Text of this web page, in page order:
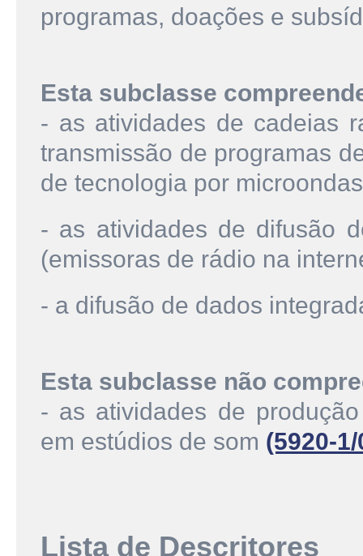
programas, doações e
Esta subclasse
- as atividades de cadeias
transmissão de programas
de tecnologia por
- as atividades de difusão
(emissoras de rádio na
- a difusão de dados
Esta subclasse não
- as atividades de
em estúdios de som (5920-
Lista de Descritores